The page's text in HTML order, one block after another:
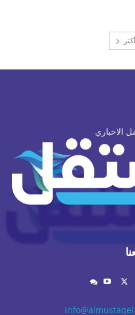
الاخباري